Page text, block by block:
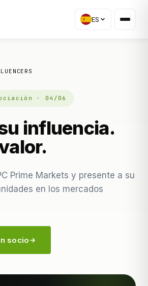
ES
· 04/06
influencia.
Prime Markets y presente a su
en los mercados
socio